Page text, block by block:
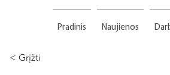
Pradinis Naujienos
< Grįžti